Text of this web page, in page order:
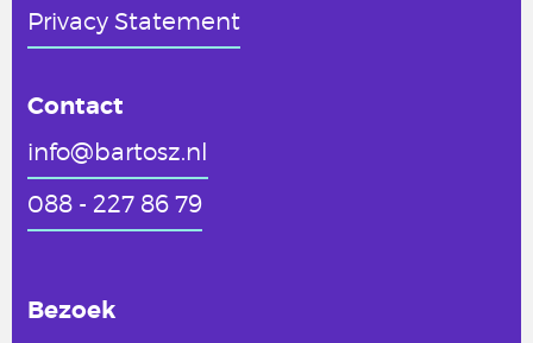
Privacy Statement
Contact
info@bartosz.nl
088 - 227 86 79
Bezoek